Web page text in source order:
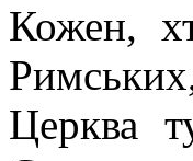
Кожен,
Церква